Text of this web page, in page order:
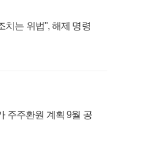
치는 위법", 해제 명령
주주환원 계획 9월 공